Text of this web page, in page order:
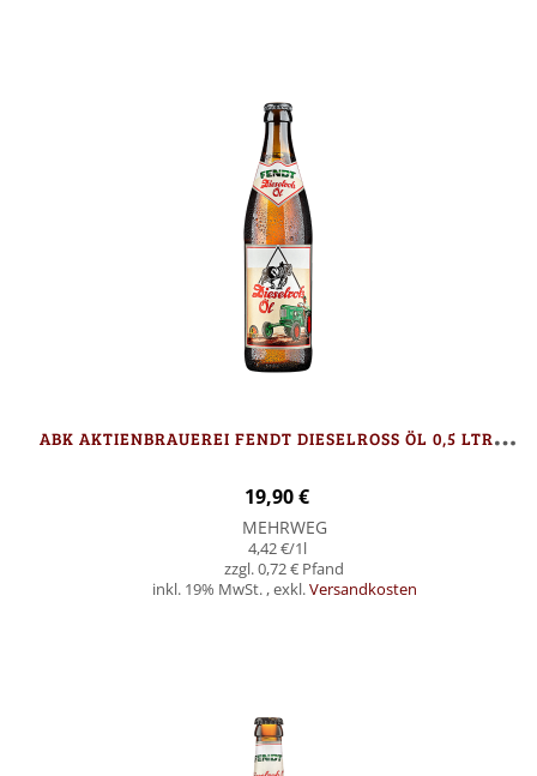
A
BK AKTIENBRAUEREI FENDT DIESELROSS ÖL 0,5 LTR. - 9 FLASCHEN
19,90 €
MEHRWEG
4,42 €/1l
0,72 €
inkl. 19% MwSt. ,exkl.Versandkosten